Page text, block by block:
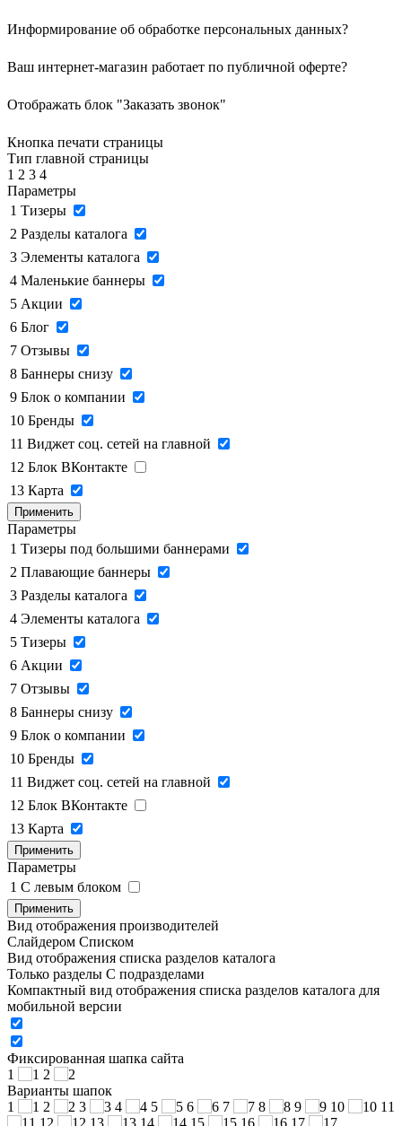
Информирование об обработке персональных данных?
Ваш интернет-магазин работает по публичной оферте?
Отображать блок "Заказать звонок"
Кнопка печати страницы
Тип главной страницы
1 2 3 4
Параметры
1 Тизеры
2 Разделы каталога
3 Элементы каталога
4 Маленькие баннеры
5 Акции
6 Блог
7 Отзывы
8 Баннеры снизу
9 Блок о компании
10 Бренды
11 Виджет соц. сетей на главной
12 Блок ВКонтакте
13 Карта
Применить
Параметры
1 Тизеры под большими баннерами
2 Плавающие баннеры
3 Разделы каталога
4 Элементы каталога
5 Тизеры
6 Акции
7 Отзывы
8 Баннеры снизу
9 Блок о компании
10 Бренды
11 Виджет соц. сетей на главной
12 Блок ВКонтакте
13 Карта
Применить
Параметры
1 C левым блоком
Применить
Вид отображения производителей
Слайдером Списком
Вид отображения списка разделов каталога
Только разделы С подразделами
Компактный вид отображения списка разделов каталога для
мобильной версии
Фиксированная шапка сайта
1
2
Варианты шапок
1
2 3 4 5 6 7 8 9 10
11
12
13 14 15 16
17